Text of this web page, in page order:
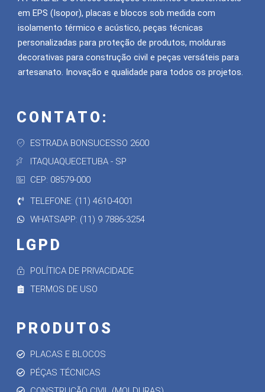
em EPS (Isopor), placas e blocos sob medida com
isolamento térmico e acústico, peças técnicas
personalizadas para proteção de produtos, molduras
decorativas para construção civil e peças versáteis para
artesanato. Inovação e qualidade para todos os projetos.
CONTATO:
ESTRADA BONSUCESSO 2600
ITAQUAQUECETUBA - SP
CEP: 08579-000
TELEFONE: (11) 4610-4001
WHATSAPP: (11) 9 7886-3254
LGPD
POLÍTICA DE PRIVACIDADE
TERMOS DE USO
PRODUTOS
PLACAS E BLOCOS
PÉÇAS TÉCNICAS